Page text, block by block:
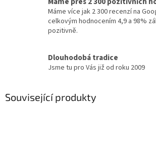
Máme více jak 2 300 recenzí na
celkovým hodnocením 4,9 a 98%
pozitivně.
Dlouhodobá tradice
Jsme tu pro Vás již od roku 2009
Související produkty